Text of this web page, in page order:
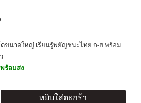
ดขนาดใหญ่ เรียนรู้พยัญชนะไทย ก-ฮ พร้อม
ร้อมส่ง
หยิบใส่ตะกร้า